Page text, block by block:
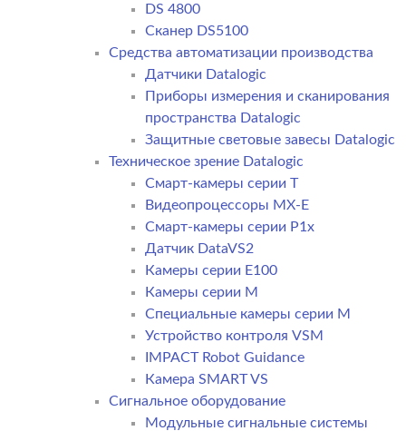
DS 4800
Сканер DS5100
Средства автоматизации производства
Датчики Datalogic
Приборы измерения и сканирования
пространства Datalogic
Защитные световые завесы Datalogic
Техническое зрение Datalogic
Смарт-камеры серии T
Видеопроцессоры MX-E
Смарт-камеры серии P1x
Датчик DataVS2
Камеры серии E100
Камеры серии M
Специальные камеры серии M
Устройство контроля VSM
IMPACT Robot Guidance
Камера SMART VS
Cигнальное оборудование
Модульные сигнальные системы